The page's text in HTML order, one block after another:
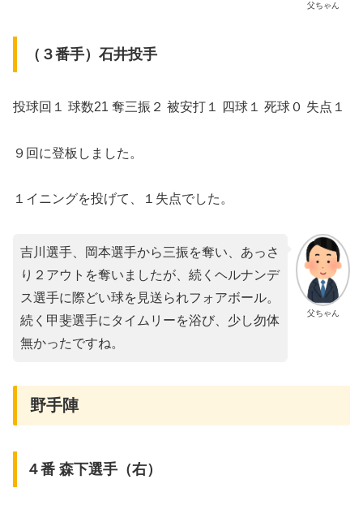
父ちゃん
（３番手）石井投手
投球回１ 球数21 奪三振２ 被安打１ 四球１ 死球０ 失点１
９回に登板しました。
１イニングを投げて、１失点でした。
父ちゃん
吉川選手、岡本選手から三振を奪い、あっさ
り２アウトを奪いましたが、続くヘルナンデ
ス選手に際どい球を見送られフォアボール。
続く甲斐選手にタイムリーを浴び、少し勿体
無かったですね。
野手陣
４番 森下選手（右）